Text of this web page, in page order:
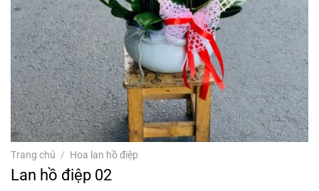
Trang chủ / Hoa lan hồ điệp
Lan hồ điệp 02